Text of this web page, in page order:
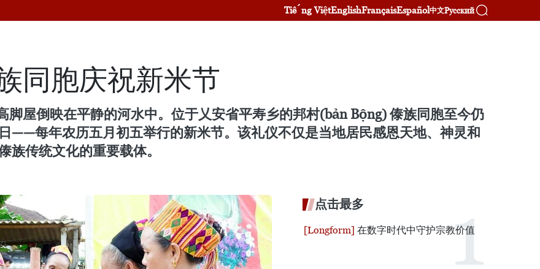
Tiếng ViệtEnglishFrançaisEspañol中文Русский
同胞庆祝新米节
脚屋倒映在平静的河水中。位于乂安省平寿乡的邦村(bản Bộng) 傣族同胞至今仍
——每年农历五月初五举行的新米节。该礼仪不仅是当地居民感恩天地、神灵和
族传统文化的重要载体。
点击最多
在数字时代中守护宗教价值